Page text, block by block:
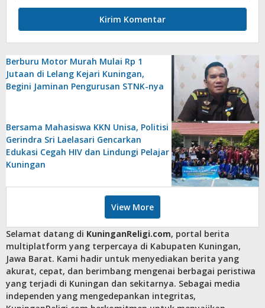
Berburu Motor Murah Mulai Rp 1
Jutaan di Lelang Kejari Kuningan,
Begini Jaminan Pengurusan STNK-nya
Bersama Mahasiswa KKN Unisa, Politisi
Gerindra Sri Laelasari Gencarkan
Edukasi Cegah HIV dan Lindungi Pelajar
Kuningan
View More
Selamat datang di KuninganReligi.com, portal berita
multiplatform yang terpercaya di Kabupaten Kuningan,
Jawa Barat. Kami hadir untuk menyediakan berita yang
akurat, cepat, dan berimbang mengenai berbagai peristiwa
yang terjadi di Kuningan dan sekitarnya. Sebagai media
independen yang mengedepankan integritas,